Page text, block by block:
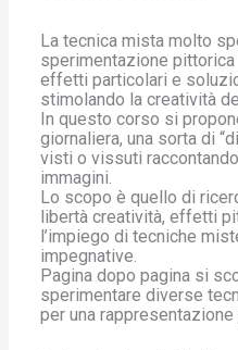
La tecnica mista molto
sperimentazione
effetti particolari e
stimolando la creatività
In questo corso si
giornaliera, una sorta di
visti o vissuti
immagini.
Lo scopo è quello di
libertà creatività, effetti
l’impiego di tecniche
impegnative.
Pagina dopo pagina si
sperimentare diverse
per una